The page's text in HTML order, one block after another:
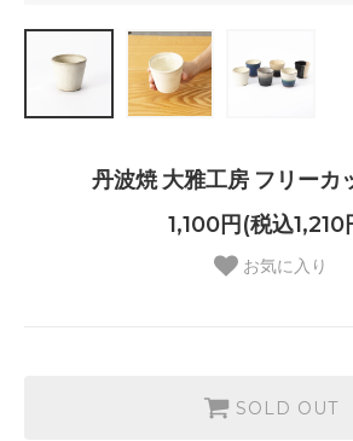
丹波焼 大雅工房 フリーカ
1,100円(税込1,210
お気に入り
SOLD OUT